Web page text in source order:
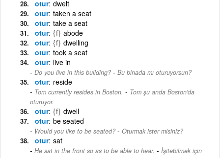
otur dwelt
otur taken a seat
otur take a seat
otur {f} abode
otur {f} dwelling
otur took a seat
otur live in
Do you live in this building? - Bu binada mı oturuyorsun?
otur reside
Tom currently resides in Boston. - Tom şu anda Boston'da
oturuyor.
otur {f} dwell
otur be seated
Would you like to be seated? - Oturmak ister misiniz?
otur sat
He sat in the front so as to be able to hear. - İşitebilmek için